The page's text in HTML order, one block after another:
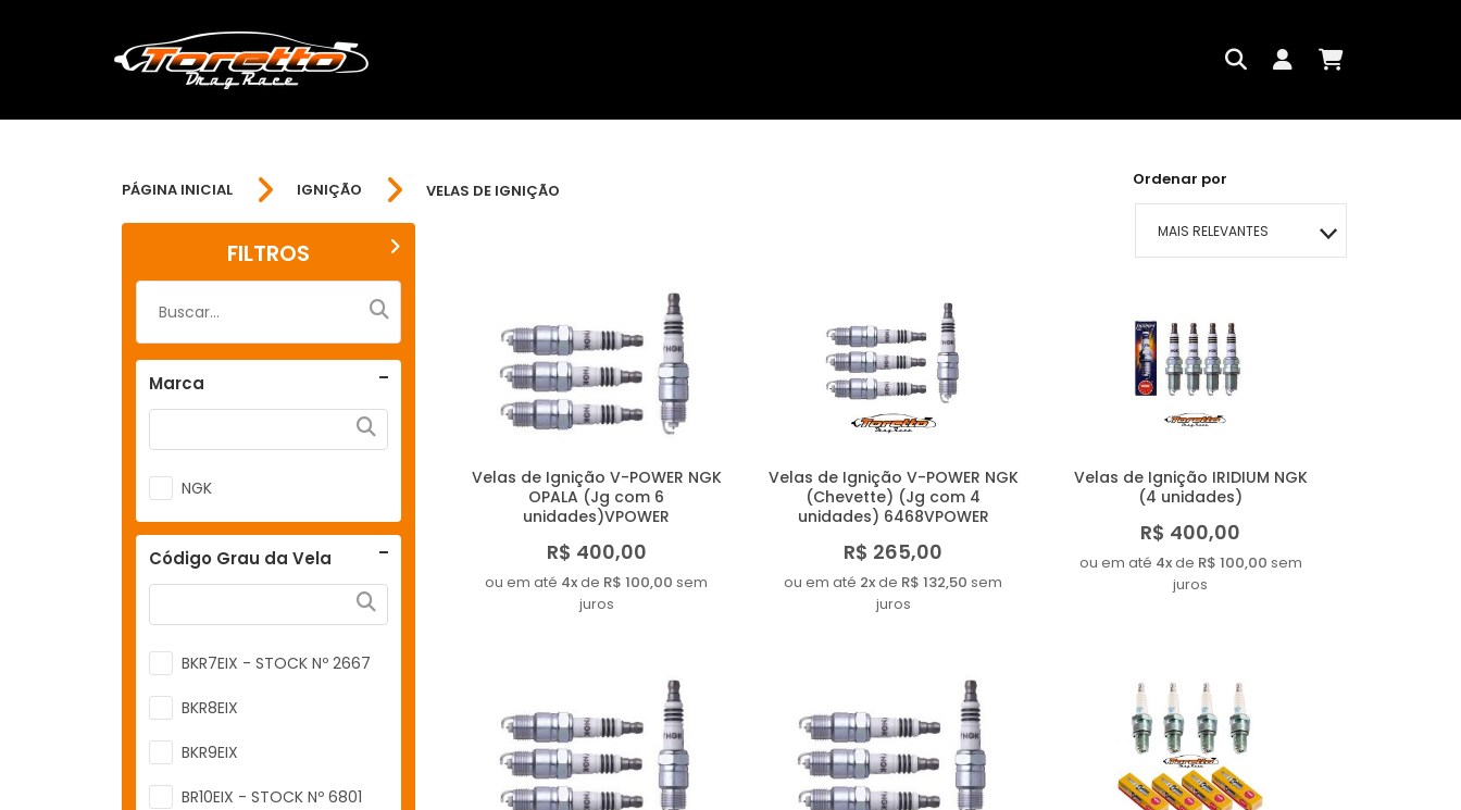
PÁGINA INICIAL IGNIÇÃO VELAS DE IGNIÇÃO
Ordenar por
MAIS RELEVANTES
MENOR PREÇO
MAIOR PREÇO
FILTROS
Marca
NGK
Código Grau da Vela
BKR7EIX - STOCK Nº 2667
BKR8EIX
BKR9EIX
BR10EIX - STOCK Nº 6801
Velas de Ignição V-POWER NGK
OPALA (Jg com 6
unidades)VPOWER
R$ 400,00
ou em até 4xde R$ 100,00 sem
juros
Velas de Ignição V-POWER NGK
(Chevette) (Jg com 4
unidades) 6468VPOWER
R$ 265,00
ou em até 2xde R$ 132,50 sem
juros
Velas de Ignição IRIDIUM NGK
(4 unidades)
R$ 400,00
ou em até 4xde R$ 100,00 sem
juros